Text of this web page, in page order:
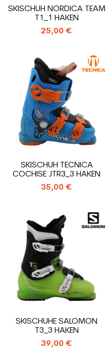
SKISCHUH NORDICA TEAM
T1_1 HAKEN
25,00 €
SKISCHUH TECNICA
COCHISE JTR3_3 HAKEN
35,00 €
SKISCHUHE SALOMON
T3_3 HAKEN
39,00 €